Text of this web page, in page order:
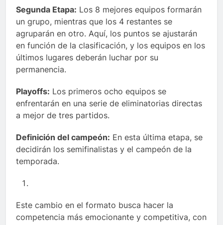
Segunda Etapa: Los 8 mejores equipos formarán
un grupo, mientras que los 4 restantes se
agruparán en otro. Aquí, los puntos se ajustarán
en función de la clasificación, y los equipos en los
últimos lugares deberán luchar por su
permanencia.
Playoffs: Los primeros ocho equipos se
enfrentarán en una serie de eliminatorias directas
a mejor de tres partidos.
Definición del campeón: En esta última etapa, se
decidirán los semifinalistas y el campeón de la
temporada.
Este cambio en el formato busca hacer la
competencia más emocionante y competitiva, con